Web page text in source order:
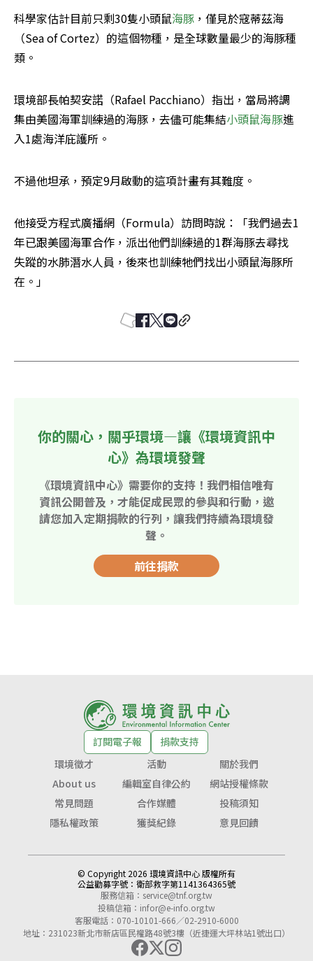
科學家估計目前只剩30隻小頭鼠海豚 ，僅見於寇蒂茲海
（Sea of Cortez）的這個物種，是全球數量最少的海豚種
類。
環境部長帕契安諾（Rafael Pacchiano）指出，當局將調
集由美國海軍訓練過的海豚，去儘可能集結小頭鼠海豚進
入1處海洋庇護所。
不過他坦承，預定9月啟動的這項計畫有其難度。
他接受方程式廣播網（Formula）訪問時說：「我們過去1
年已跟美國海軍合作，派出他們訓練過的1群海豚去尋找
失蹤的水肺潛水人員，後來也訓練牠們找出小頭鼠海豚所
在。」
你的關心，關乎環境—讓《環境資訊中
心》為環境發聲
《環境資訊中心》需要你的支持！我們相信唯有
資訊公開普及，才能促成民眾的參與和行動，邀
請您加入定期捐款的行列，讓我們持續為環境發
聲。
前往捐款
訂閱電子報
捐款支持
環境徵才
活動
關於我們
About us
編輯室自律公約
網站授權條款
常見問題
合作媒體
投稿須知
隱私權政策
獲獎紀錄 意見回饋
© Copyright 2026 環境資訊中心 版權所有
公益勸募字號： 衛部救字第1141364365號
服務信箱： service@tnf.org.tw
投稿信箱： infor@e-info.org.tw
客服電話：070-10101-666／02-2910-6000
地址：231023新北市新店區民權路48號3樓（近捷運大坪林站1號出口）